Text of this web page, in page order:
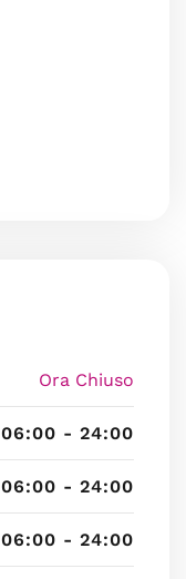
Ora Chiuso
06:00 - 24:00
06:00 - 24:00
06:00 - 24:00